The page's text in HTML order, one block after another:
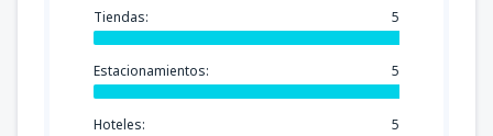
Tiendas: 5
Estacionamientos: 5
Hoteles: 5